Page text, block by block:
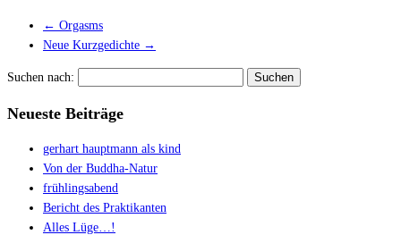
← Orgasms
Neue Kurzgedichte →
Suchen nach:
Neueste Beiträge
gerhart hauptmann als kind
Von der Buddha-Natur
frühlingsabend
Bericht des Praktikanten
Alles Lüge…!